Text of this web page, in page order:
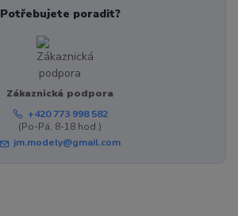
Potřebujete poradit?
Zákaznická podpora
+420 773 998 582
(Po-Pá, 8-18 hod.)
jm.modely@gmail.com